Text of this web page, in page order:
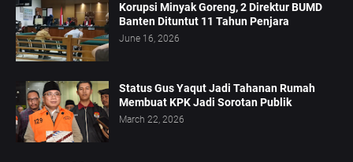
Korupsi Minyak Goreng, 2 Direktur BUMD
Banten Dituntut 11 Tahun Penjara
June 16, 2026
Status Gus Yaqut Jadi Tahanan Rumah
Membuat KPK Jadi Sorotan Publik
March 22, 2026